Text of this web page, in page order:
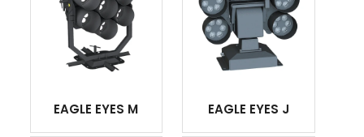
EAGLE EYES M EAGLE EYES J